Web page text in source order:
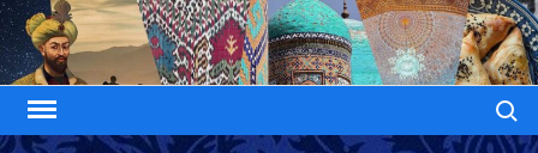
Skip
to
content